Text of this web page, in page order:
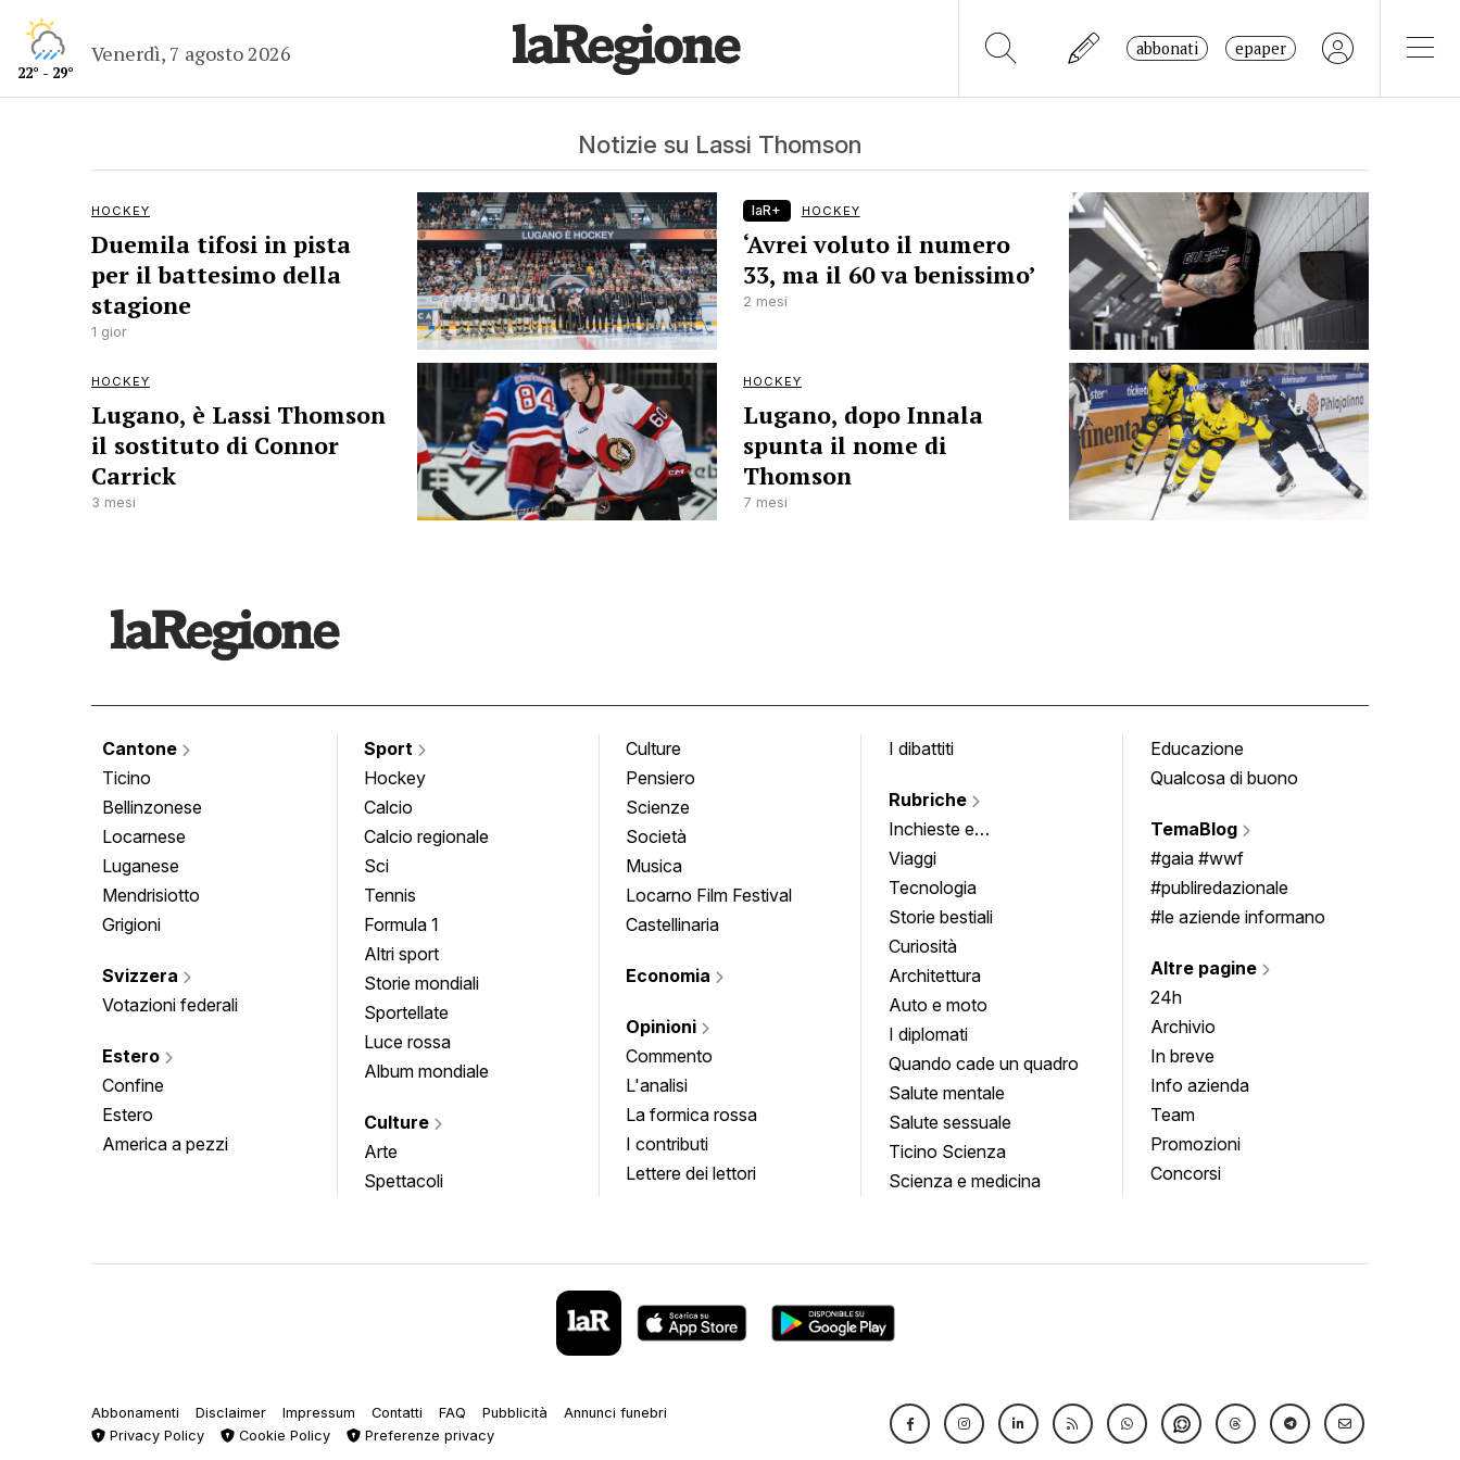
22° - 29°
Venerdì, 7 agosto 2026 abbonati epaper
Notizie su Lassi Thomson
HOCKEY
Duemila tifosi in pista
per il battesimo della
stagione
1 gior
laR+ HOCKEY
‘Avrei voluto il numero
33, ma il 60 va benissimo’
2 mesi
HOCKEY
Lugano, è Lassi Thomson
il sostituto di Connor
Carrick
3 mesi
HOCKEY
Lugano, dopo Innala
spunta il nome di
Thomson
7 mesi
Cantone
Ticino
Bellinzonese
Locarnese
Luganese
Mendrisiotto
Grigioni
Svizzera
Votazioni federali
Estero
Confine
Estero
America a pezzi
Sport
Hockey
Calcio
Calcio regionale
Sci
Tennis
Formula 1
Altri sport
Storie mondiali
Sportellate
Luce rossa
Album mondiale
Culture
Arte
Spettacoli
Culture
Pensiero
Scienze
Società
Musica
Locarno Film Festival
Castellinaria
Economia
Opinioni
Commento
L'analisi
La formica rossa
I contributi
Lettere dei lettori
I dibattiti
Rubriche
Inchieste e
approfondimenti
Viaggi
Tecnologia
Storie bestiali
Curiosità
Architettura
Auto e moto
I diplomati
Quando cade un quadro
Salute mentale
Salute sessuale
Ticino Scienza
Scienza e medicina
Educazione
Qualcosa di buono
TemaBlog
#gaia #wwf
#publiredazionale
#le aziende informano
Altre pagine
24h
Archivio
In breve
Info azienda
Team
Promozioni
Concorsi
Abbonamenti Disclaimer Impressum Contatti FAQ Pubblicità
Annunci funebri
Privacy Policy
Cookie Policy Preferenze privacy